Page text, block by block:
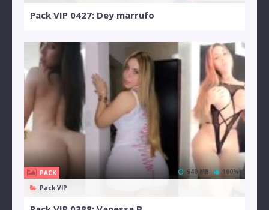
Pack VIP 0427: Dey marrufo
PACK
Pack VIP
640 MB 100%